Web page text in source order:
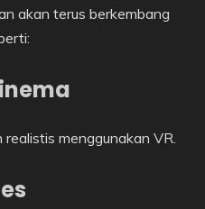
akan terus berkembang
menggunakan VR.